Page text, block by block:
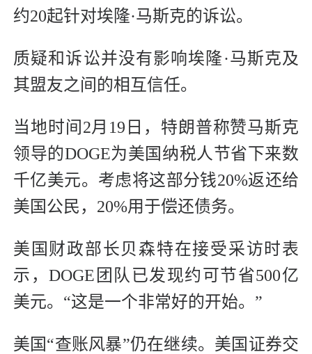
约20起针对埃隆·马斯克的诉讼。
质疑和诉讼并没有影响埃隆·马斯克及
其盟友之间的相互信任。
当地时间2月19日，特朗普称赞马斯克
领导的DOGE为美国纳税人节省下来数
千亿美元。考虑将这部分钱20%返还给
美国公民，20%用于偿还债务。
美国财政部长贝森特在接受采访时表
示，DOGE团队已发现约可节省500亿
美元。“这是一个非常好的开始。”
美国“查账风暴”仍在继续。美国证券交